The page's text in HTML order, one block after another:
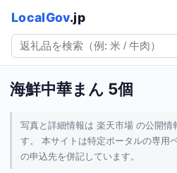
LocalGov.jp
海鮮中華まん 5個
写真と詳細情報は 楽天市場 の公開情
す。 本サイトは特定ポータルの専用
の申込先を併記しています。